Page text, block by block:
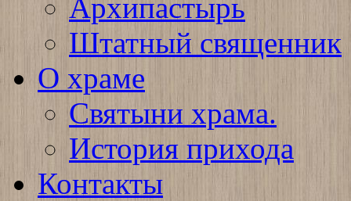
Архипастырь
Штатный священник
О храме
Святыни храма.
История прихода
Контакты